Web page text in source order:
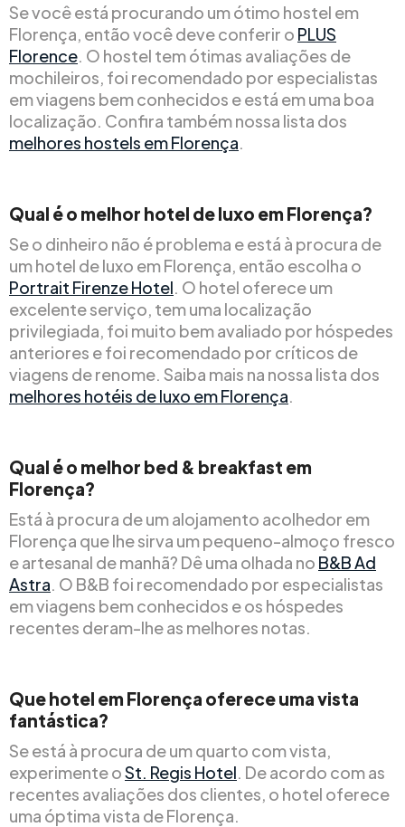
Se você está procurando um ótimo hostel em
Florença, então você deve conferir o PLUS
Florence. O hostel tem ótimas avaliações de
mochileiros, foi recomendado por especialistas
em viagens bem conhecidos e está em uma boa
localização. Confira também nossa lista dos
melhores hostels em Florença.
Qual é o melhor hotel de luxo em Florença?
Se o dinheiro não é problema e está à procura de
um hotel de luxo em Florença, então escolha o
Portrait Firenze Hotel. O hotel oferece um
excelente serviço, tem uma localização
privilegiada, foi muito bem avaliado por hóspedes
anteriores e foi recomendado por críticos de
viagens de renome. Saiba mais na nossa lista dos
melhores hotéis de luxo em Florença.
Qual é o melhor bed & breakfast em
Florença?
Está à procura de um alojamento acolhedor em
Florença que lhe sirva um pequeno-almoço fresco
e artesanal de manhã? Dê uma olhada no B&B Ad
Astra. O B&B foi recomendado por especialistas
em viagens bem conhecidos e os hóspedes
recentes deram-lhe as melhores notas.
Que hotel em Florença oferece uma vista
fantástica?
Se está à procura de um quarto com vista,
experimente oSt. Regis Hotel. De acordo com as
recentes avaliações dos clientes, o hotel oferece
uma óptima vista de Florença.